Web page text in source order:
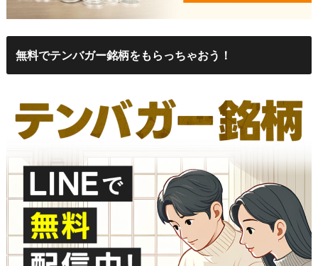
無料でテンバガー銘柄をもらっちゃおう！